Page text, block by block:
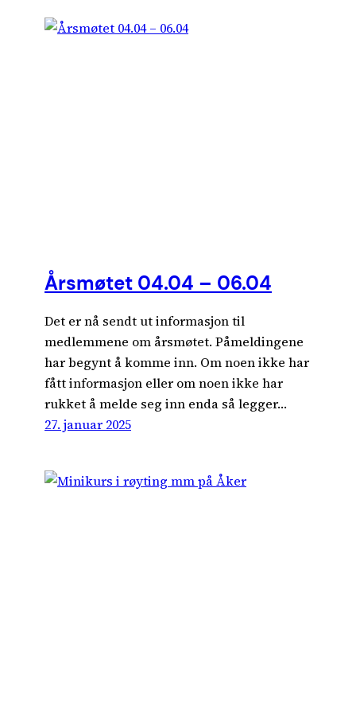
Årsmøtet 04.04 – 06.04
Det er nå sendt ut informasjon til
medlemmene om årsmøtet. Påmeldingene
har begynt å komme inn. Om noen ikke har
fått informasjon eller om noen ikke har
rukket å melde seg inn enda så legger…
27. januar 2025